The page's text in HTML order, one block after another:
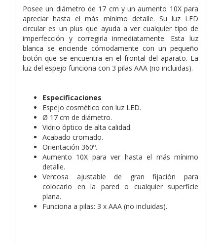
Posee un diámetro de 17 cm y un aumento 10X para
apreciar hasta el más mínimo detalle. Su luz LED
circular es un plus que ayuda a ver cualquier tipo de
imperfección y corregirla inmediatamente. Esta luz
blanca se enciende cómodamente con un pequeño
botón que se encuentra en el frontal del aparato. La
luz del espejo funciona con 3 pilas AAA (no incluidas).
Especificaciones
Espejo cosmético con luz LED.
Ø 17 cm de diámetro.
Vidrio óptico de alta calidad.
Acabado cromado.
Orientación 360º.
Aumento 10X para ver hasta el más mínimo
detalle.
Ventosa ajustable de gran fijación para
colocarlo en la pared o cualquier superficie
plana.
Funciona a pilas: 3 x AAA (no incluidas).